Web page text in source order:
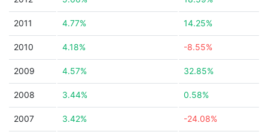
2011 4.77% 14.25%
2010 4.18% -8.55%
2009 4.57% 32.85%
2008 3.44% 0.58%
2007 3.42% -24.08%